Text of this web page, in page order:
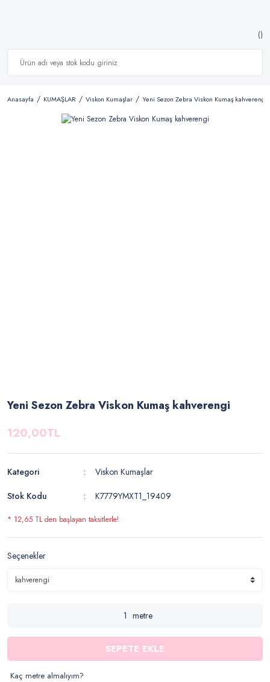
Anasayfa KUMAŞLAR Viskon Kumaşlar Yeni Sezon Zebra Viskon Kumaş kahverengi
Yeni Sezon Zebra Viskon Kumaş kahverengi
120,00TL
Kategori
Viskon Kumaşlar
Stok Kodu
K7779YMXT1_19409
* 12,65 TL den başlayan taksitlerle!
Seçenekler
metre
SEPETE EKLE
Kaç metre almalıyım?